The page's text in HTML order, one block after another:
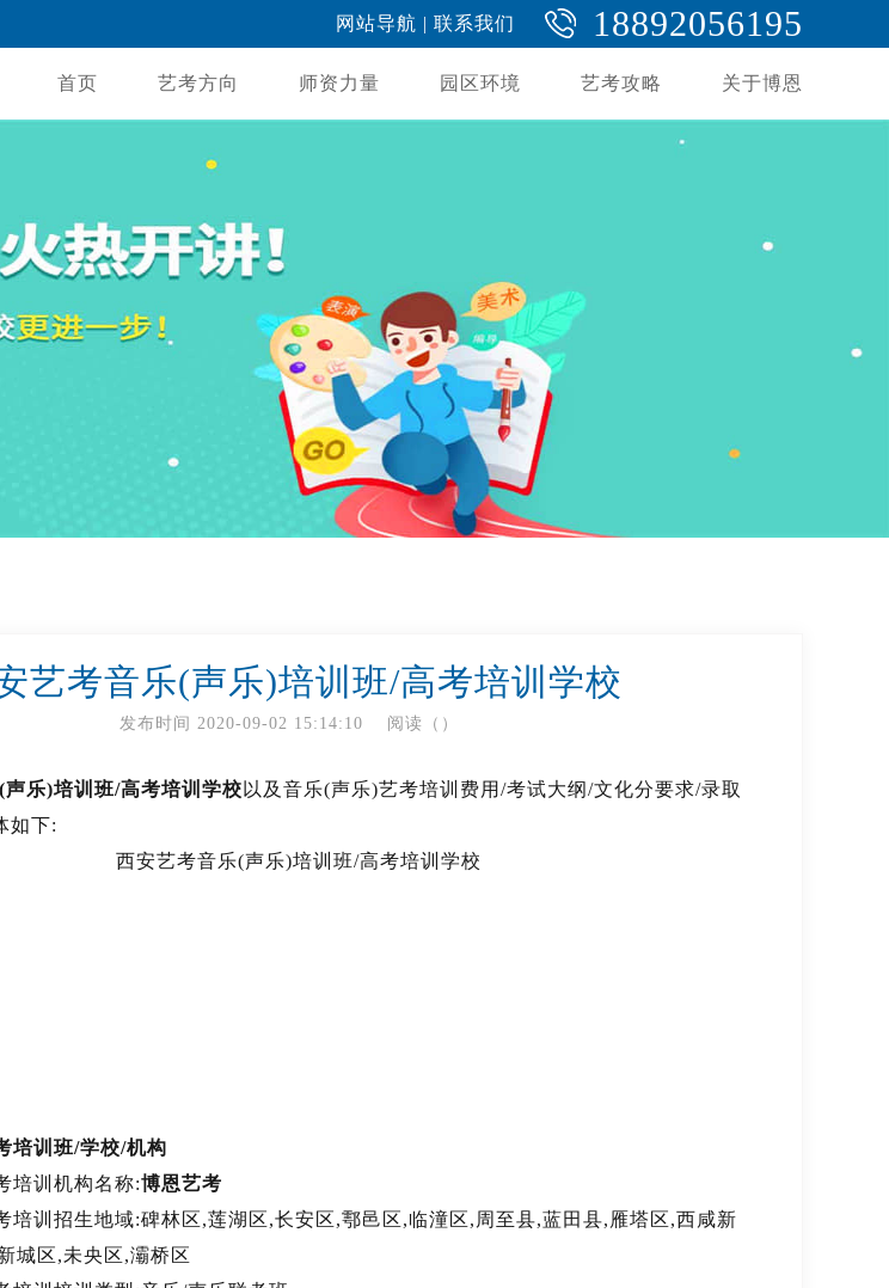
网站导航 | 联系我们 18892056195
首页 艺考方向 师资力量 园区环境 艺考攻略 关于博恩
艺考音乐(声乐)培训班/高考培训学校
发布时间 2020-09-02 15:14:10 阅读（ ）
乐)培训班/高考培训学校 以及音乐(声乐)艺考培训费用/考试大纲/文化分要求/录取
如下:
培训班/学校/机构
培训机构名称:博恩艺考
培训招生地域:碑林区,莲湖区,长安区,鄠邑区,临潼区,周至县,蓝田县,雁塔区,西咸新
城区,未央区,灞桥区